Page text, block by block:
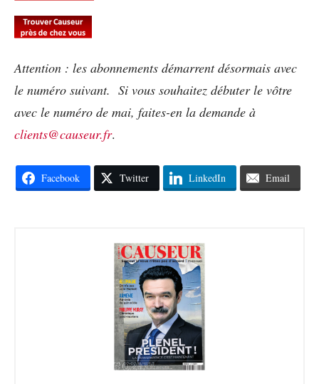
Attention : les abonnements démarrent désormais avec
le numéro suivant. Si vous souhaitez débuter le vôtre
avec le numéro de mai, faites-en la demande à
clients@causeur.fr.
Facebook Twitter LinkedIn Email